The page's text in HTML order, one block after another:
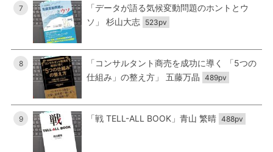
7
「データが語る気候変動問題のホントとウ
ソ」 杉山大志 523pv
8
「コンサルタント商売を成功に導く 「5つの
仕組み」の整え方」 五藤万晶 489pv
9 「戦 TELL-ALL BOOK」青山 繁晴 488pv